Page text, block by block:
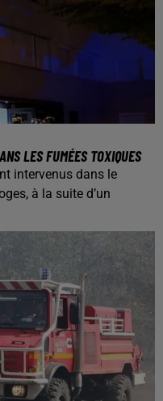
LES FUMÉES TOXIQUES
intervenus dans le
à la suite d’un